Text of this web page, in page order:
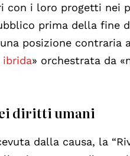
i loro progetti nei
prima della fine
posizione contraria
ibrida» orchestrata da
diritti umani
dalla causa, la